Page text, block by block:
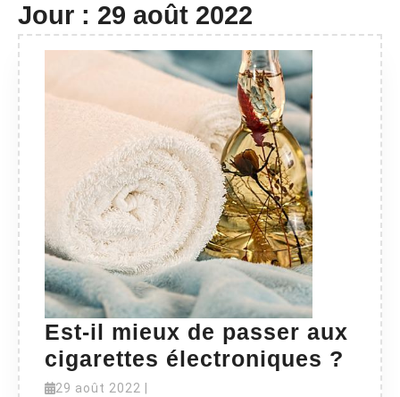
Jour : 29 août 2022
Est-il mieux de passer aux
cigarettes électroniques ? Est-
29 août 2022 29